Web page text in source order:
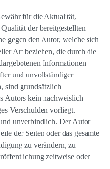
für die Aktualität,
der bereitgestellten
gegen den Autor, welche sich
Art beziehen, die durch die
Informationen
und unvollständiger
sind grundsätzlich
Autors kein nachweislich
Verschulden vorliegt.
unverbindlich. Der Autor
der Seiten oder das gesamte
zu verändern, zu
zeitweise oder